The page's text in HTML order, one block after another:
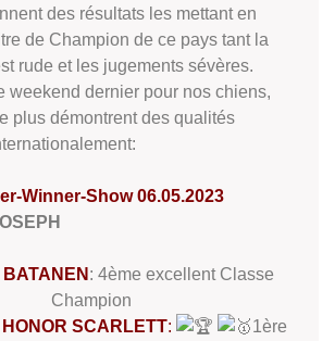
des résultats les mettant en
de Champion de ce pays tant la
rude et les jugements sévères.
weekend dernier pour nos chiens,
plus démontrent des qualités
Winner-Show 06.05.2023
BATANEN : 4ème excellent Classe
Champion
SCARLETT:
1ère